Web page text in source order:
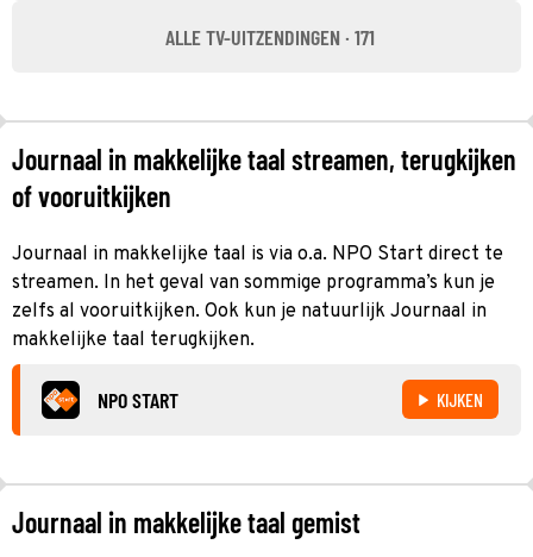
ALLE TV-UITZENDINGEN · 171
Journaal in makkelijke taal streamen, terugkijken
of vooruitkijken
Journaal in makkelijke taal is via o.a. NPO Start direct te
streamen. In het geval van sommige programma’s kun je
zelfs al vooruitkijken. Ook kun je natuurlijk Journaal in
makkelijke taal terugkijken.
NPO START KIJKEN
Journaal in makkelijke taal gemist